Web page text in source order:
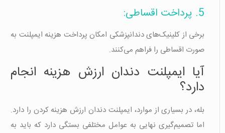
5. پرداخت اقساطی:
برخی از کلینیک‌های دندانپزشکی امکان پرداخت هزینه ایمپلنت به
صورت اقساطی را فراهم می‌کنند.
آیا ایمپلنت دندان ارزش هزینه انجام
دارد؟
بله، در بسیاری از موارد، ایمپلنت دندان ارزش هزینه کردن را دارد.
اما تصمیم‌گیری نهایی به عوامل مختلفی بستگی دارد که باید به